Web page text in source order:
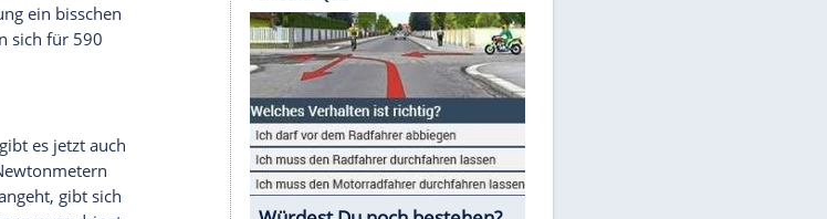
, großem Diesel und
sind uns bei der ersten
nach vorn gemacht. Beim
Scheinwerfer auf, die in den